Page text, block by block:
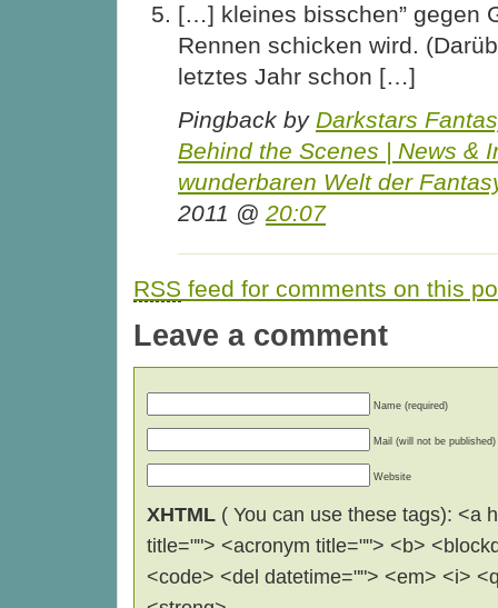
[…] kleines bisschen” gegen
Rennen schicken wird.
letztes Jahr schon […]
Pingback by Darkstars
Behind the Scenes | News &
wunderbaren Welt der
2011 @ 20:07
RSS feed for comments on this
Leave a comment
Name (required)
Mail (will not be published)
Website
XHTML ( You can use these tags): <a
title=""> <acronym title=""> <b>
<code> <del datetime=""> <em> <i>